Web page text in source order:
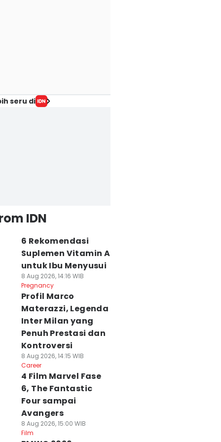
seru di
IDN
6 Rekomendasi
Suplemen Vitamin A
untuk Ibu Menyusui
8 Aug 2026, 14:16 WIB
Pregnancy
Profil Marco
Materazzi, Legenda
Inter Milan yang
Penuh Prestasi dan
Kontroversi
8 Aug 2026, 14:15 WIB
Career
4 Film Marvel Fase
6, The Fantastic
Four sampai
Avangers
8 Aug 2026, 15:00 WIB
Film